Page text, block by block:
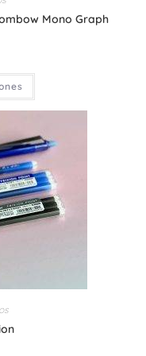
Mono Graph
tiene
múltiples
Las
opciones
se
pueden
elegir
en
la
página
de